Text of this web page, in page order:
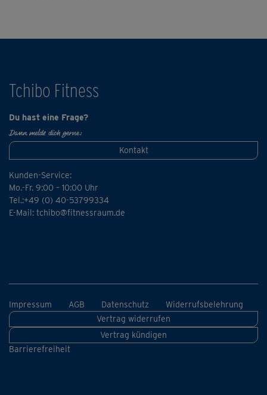
Tchibo Fitness
Du hast eine Frage?
Dann melde dich gerne:
Kontakt
Kunden-Service:
Mo.-Fr. 9:00 – 10:00 Uhr
Tel.:+49 (0) 40-53799334
E-Mail: tchibo@fitnessraum.de
Impressum AGB Datenschutz
Widerrufsbelehrung
Vertrag widerrufen
Vertrag kündigen
Barrierefreiheit